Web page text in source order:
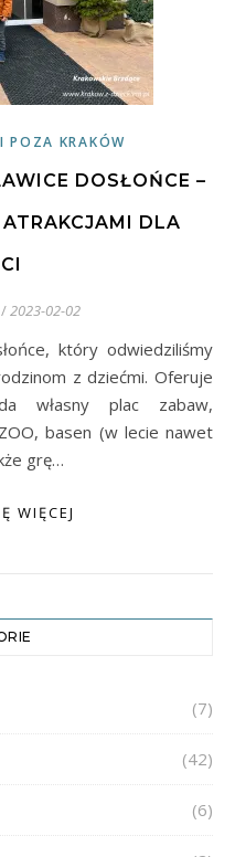
POZA KRAKÓW
DOSŁOŃCE –
DLA
/2023-02-02
z dziećmi. Oferuje
własny plac zabaw,
basen (w lecie nawet
grę…
WIĘCEJ
(7)
(42)
(6)